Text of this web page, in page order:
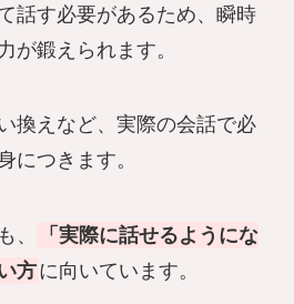
話す必要があるため、瞬時
が鍛えられます。
換えなど、実際の会話で必
につきます。
、
「実際に話せるようにな
方に向いています。